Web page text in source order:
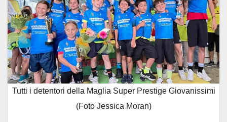
Tutti i detentori della Maglia Super Prestige Giovanissimi
(Foto Jessica Moran)